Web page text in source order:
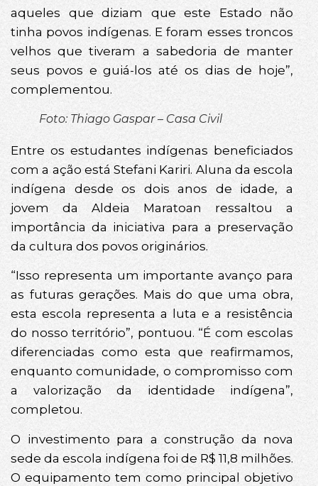
aqueles que diziam que este Estado não
tinha povos indígenas. E foram esses troncos
velhos que tiveram a sabedoria de manter
seus povos e guiá-los até os dias de hoje”,
complementou.
Foto: Thiago Gaspar – Casa Civil
Entre os estudantes indígenas beneficiados
com a ação está Stefani Kariri. Aluna da escola
indígena desde os dois anos de idade, a
jovem da Aldeia Maratoan ressaltou a
importância da iniciativa para a preservação
da cultura dos povos originários.
“Isso representa um importante avanço para
as futuras gerações. Mais do que uma obra,
esta escola representa a luta e a resistência
do nosso território”, pontuou. “É com escolas
diferenciadas como esta que reafirmamos,
enquanto comunidade, o compromisso com
a valorização da identidade indígena”,
completou.
O investimento para a construção da nova
sede da escola indígena foi de R$ 11,8 milhões.
O equipamento tem como principal objetivo